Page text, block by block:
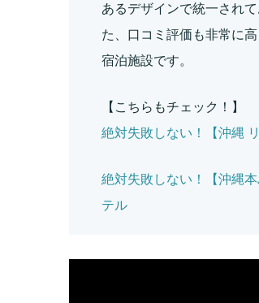
あるデザインで統一され
た、口コミ評価も非常に
宿泊施設です。
【こちらもチェック！】
絶対失敗しない！【沖縄
絶対失敗しない！【沖縄
テル